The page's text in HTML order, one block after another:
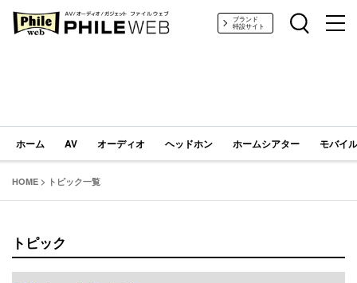
PHILE WEB｜AV/オーディオ/ガジェットブランド
特設サイト
ホーム AV オーディオ ヘッドホン ホームシアター モバイ
HOME > トピック一覧
トピック